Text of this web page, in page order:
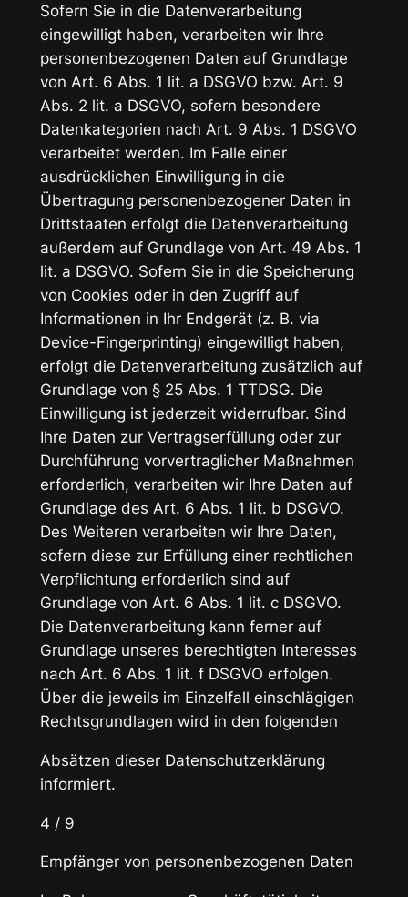
Sofern Sie in die Datenverarbeitung
eingewilligt haben, verarbeiten wir Ihre
personenbezogenen Daten auf Grundlage
von Art. 6 Abs. 1 lit. a DSGVO bzw. Art. 9
Abs. 2 lit. a DSGVO, sofern besondere
Datenkategorien nach Art. 9 Abs. 1 DSGVO
verarbeitet werden. Im Falle einer
ausdrücklichen Einwilligung in die
Übertragung personenbezogener Daten in
Drittstaaten erfolgt die Datenverarbeitung
außerdem auf Grundlage von Art. 49 Abs. 1
lit. a DSGVO. Sofern Sie in die Speicherung
von Cookies oder in den Zugriff auf
Informationen in Ihr Endgerät (z. B. via
Device-Fingerprinting) eingewilligt haben,
erfolgt die Datenverarbeitung zusätzlich auf
Grundlage von § 25 Abs. 1 TTDSG. Die
Einwilligung ist jederzeit widerrufbar. Sind
Ihre Daten zur Vertragserfüllung oder zur
Durchführung vorvertraglicher Maßnahmen
erforderlich, verarbeiten wir Ihre Daten auf
Grundlage des Art. 6 Abs. 1 lit. b DSGVO.
Des Weiteren verarbeiten wir Ihre Daten,
sofern diese zur Erfüllung einer rechtlichen
Verpflichtung erforderlich sind auf
Grundlage von Art. 6 Abs. 1 lit. c DSGVO.
Die Datenverarbeitung kann ferner auf
Grundlage unseres berechtigten Interesses
nach Art. 6 Abs. 1 lit. f DSGVO erfolgen.
Über die jeweils im Einzelfall einschlägigen
Rechtsgrundlagen wird in den folgenden
Absätzen dieser Datenschutzerklärung
informiert.
4 / 9
Empfänger von personenbezogenen Daten